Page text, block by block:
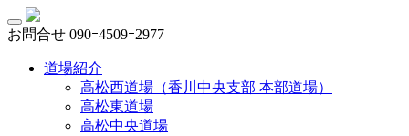
お問合せ 090ｰ4509ｰ2977
道場紹介
高松西道場（香川中央支部 本部道場）
高松東道場
高松中央道場